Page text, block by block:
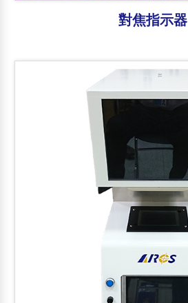
對焦指示器